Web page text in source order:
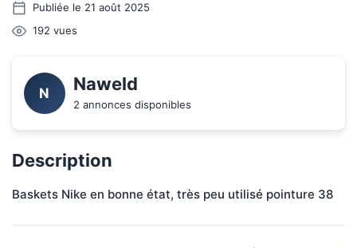
Publiée le 21 août 2025
192 vues
N Naweld
2 annonces disponibles
Description
Baskets Nike en bonne état, très peu utilisé pointure 38